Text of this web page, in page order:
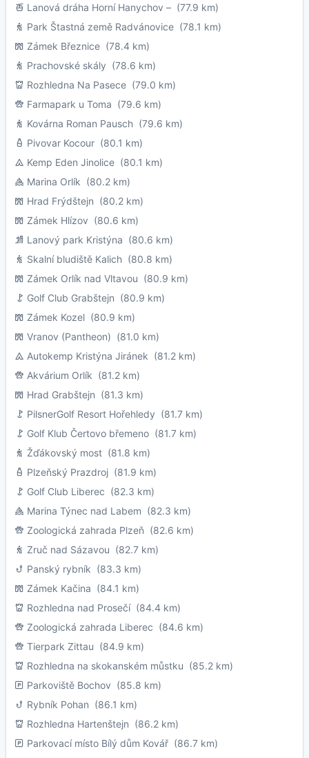
Lanová dráha Horní Hanychov – (77.9 km)
Park Štastná země Radvánovice (78.1 km)
Zámek Březnice (78.4 km)
Prachovské skály (78.6 km)
Rozhledna Na Pasece (79.0 km)
Farmapark u Toma (79.6 km)
Kovárna Roman Pausch (79.6 km)
Pivovar Kocour (80.1 km)
Kemp Eden Jinolice (80.1 km)
Marina Orlík (80.2 km)
Hrad Frýdštejn (80.2 km)
Zámek Hlízov (80.6 km)
Lanový park Kristýna (80.6 km)
Skalní bludiště Kalich (80.8 km)
Zámek Orlík nad Vltavou (80.9 km)
Golf Club Grabštejn (80.9 km)
Zámek Kozel (80.9 km)
Vranov (Pantheon) (81.0 km)
Autokemp Kristýna Jiránek (81.2 km)
Akvárium Orlík (81.2 km)
Hrad Grabštejn (81.3 km)
PilsnerGolf Resort Hořehledy (81.7 km)
Golf Klub Čertovo břemeno (81.7 km)
Žďákovský most (81.8 km)
Plzeňský Prazdroj (81.9 km)
Golf Club Liberec (82.3 km)
Marina Týnec nad Labem (82.3 km)
Zoologická zahrada Plzeň (82.6 km)
Zruč nad Sázavou (82.7 km)
Panský rybník (83.3 km)
Zámek Kačina (84.1 km)
Rozhledna nad Prosečí(84.4 km)
Zoologická zahrada Liberec (84.6 km)
Tierpark Zittau (84.9 km)
Rozhledna na skokanském můstku (85.2 km)
Parkoviště Bochov (85.8 km)
Rybník Pohan (86.1 km)
Rozhledna Hartenštejn (86.2 km)
Parkovací místo Bílý dům Kovář (86.7 km)